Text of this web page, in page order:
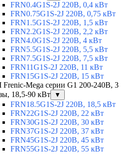
FRN0.4G1S-2J 220В, 0,4 кВт
FRN0.75G1S-2J 220В, 0,75 кВт
FRN1.5G1S-2J 220В, 1,5 кВт
FRN2.2G1S-2J 220В, 2,2 кВт
FRN4.0G1S-2J 220В, 4 кВт
FRN5.5G1S-2J 220В, 5,5 кВт
FRN7.5G1S-2J 220В, 7,5 кВт
FRN11G1S-2J 220В, 11 кВт
FRN15G1S-2J 220В, 15 кВт
Mega серии G1 200-240В, 3
18,5-90 кВт
▼
FRN18.5G1S-2J 220В, 18,5 кВт
FRN22G1S-2J 220В, 22 кВт
FRN30G1S-2J 220В, 30 кВт
FRN37G1S-2J 220В, 37 кВт
FRN45G1S-2J 220В, 45 кВт
FRN55G1S-2J 220В, 55 кВт